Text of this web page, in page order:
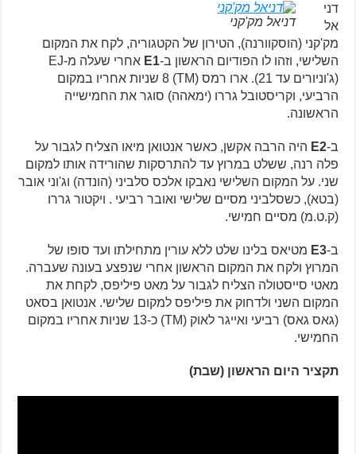
דניאל מק'קני
דני
אל
מק'קני (הוסקוורנה), הטירון של הקטגוריה, לקח את המקום
השלישי, וזהו לו הפודיום הראשון ב-E1
אחרי שעלה מ-EJ
(ג'וניורים עד 21). ארו רמס (TM) 8 שניות אחריו במקום
הרביעי, וקריסטובל גררו (ימאהה) סוגר את החמישייה
הראשונה.
ב-E2 היה הרבה אקשן, כאשר אנטואן מיאו הצליח לגבור על
פלה רנה, ששלט במרוץ עד להתרסקות שהורידה אותו למקום
שני. על המקום השלישי נאבקו אלכס סלביני (הונדה) וג'וני אובר
(בטא), כשסלביני מסיים שלישי ואובר רביעי . ויקטור גררו
(ק.ט.מ) מסיים חמישי.
ב-E3 מטיאס בלינו שלט ללא עורין מתחילתו ועד סופו של
המרוץ ולקח את המקום הראשון אחרי שנפצע בעונה שעברה.
מאטי סייסטולה הצליח לגבור על מאט פיליפס, לקחת את
המקום השני ולדחוק את פיליפס למקום שלישי. אנטואן בסאט
(גאס גאס) רביעי ואייגר לאוק (TM) כ-13 שניות אחריו במקום
החמישי.
תקציר היום הראשון (שבת)